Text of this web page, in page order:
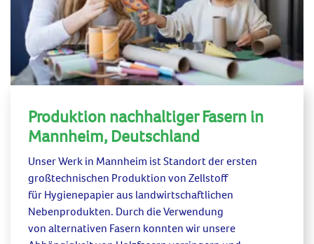
Produktion nachhaltiger Fasern in
Mannheim, Deutschland
Unser Werk in Mannheim ist Standort der ersten
großtechnischen Produktion von Zellstoff
für Hygienepapieraus landwirtschaftlichen
Nebenprodukten. Durch die Verwendung
von alternativen Fasern konnten wir unsere